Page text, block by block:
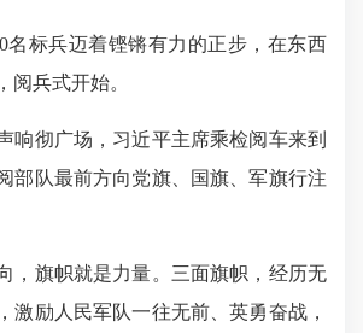
标兵迈着铿锵有力的正步，在东西
阅兵式开始。
彻广场，习近平主席乘检阅车来到
部队最前方向党旗、国旗、军旗行注
旗帜就是力量。三面旗帜，经历无
激励人民军队一往无前、英勇奋战，